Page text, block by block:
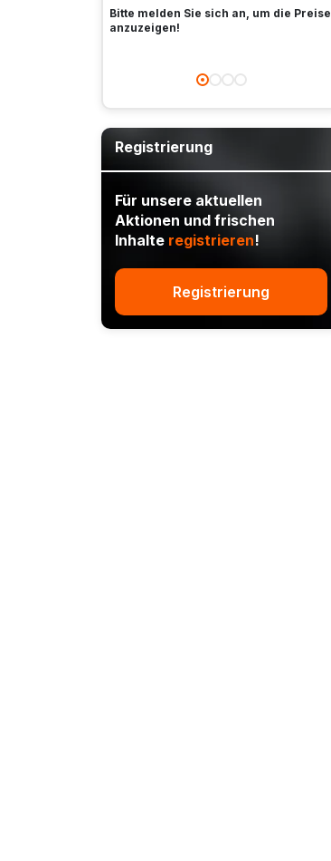
Bitte melden Sie sich an, um die Preise
anzuzeigen!
Registrierung
Für unsere aktuellen
Aktionen und frischen
Inhalte registrieren!
Registrierung